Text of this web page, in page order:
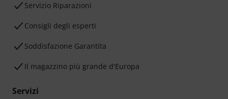
Servizio Riparazioni
Consigli degli esperti
Soddisfazione Garantita
Il magazzino più grande d'Europa
Servizi